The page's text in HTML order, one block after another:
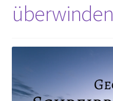
überwinden